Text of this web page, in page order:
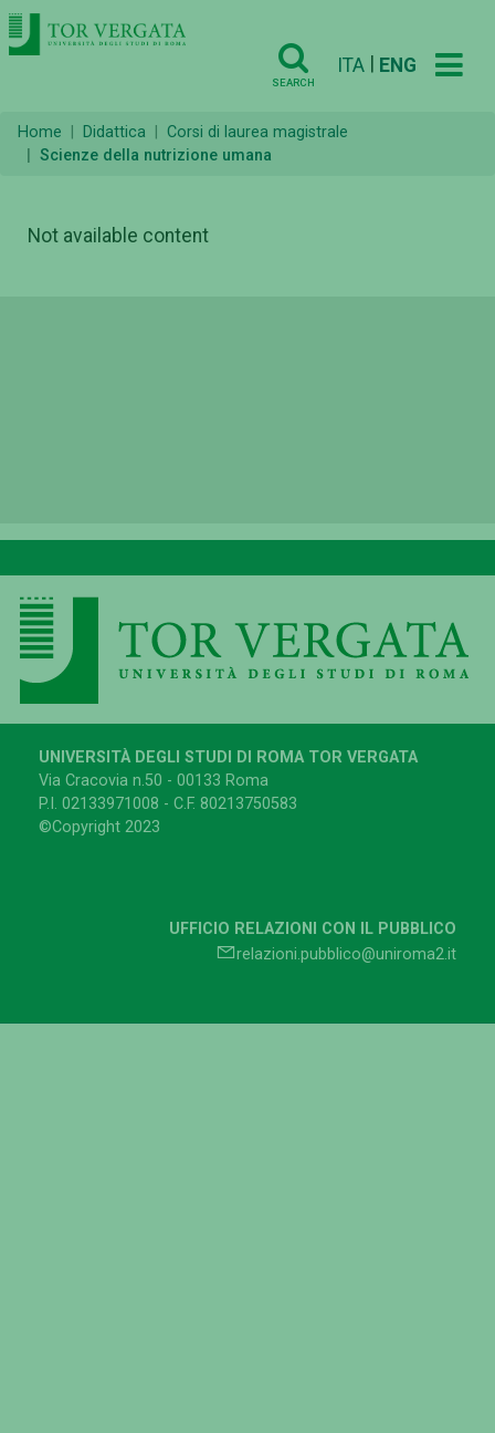
SEARCH
ITA ENG
Home Didattica
Corsi di laurea magistrale
Scienze della nutrizione umana
Not available content
UNIVERSITÀ DEGLI STUDI DI ROMA TOR VERGATA
Via Cracovia n.50 - 00133 Roma
P.I. 02133971008 - C.F. 80213750583
©Copyright 2023
UFFICIO RELAZIONI CON IL PUBBLICO
relazioni.pubblico@uniroma2.it